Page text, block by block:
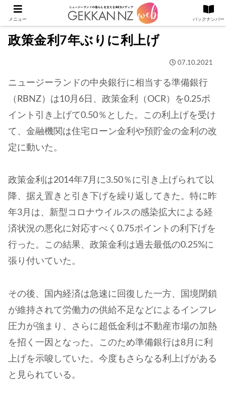
政策金利7年ぶりに利上げ
07.10.2021
ニュージーランドの中央銀行に相当する準備銀行
（RBNZ）は10月6日、政策金利（OCR）を0.25ポ
イント引き上げて0.50％とした。この利上げを受け
て、金融機関は住宅ローン金利や預貯金の金利の改
定に動いた。
政策金利は2014年7月に3.50％に引き上げられて以
降、据え置きと引き下げを繰り返してきた。特に昨
年3月は、新型コロナウイルスの感染拡大による経
済状況の悪化に対応すべく0.75ポイントの利下げを
行った。この結果、政策金利は過去最低の0.25%に
張り付いていた。
その後、国内経済は急速に回復した一方、国境閉鎖
が維持されて労働力の供給不足などによるインフレ
圧力が強まり、さらに超低金利は不動産市場の加熱
を招く一因となった。このため準備銀行は8月に利
上げを示唆していた。今度もさらなる利上げがある
と見られている。
メニュー バックナンバー